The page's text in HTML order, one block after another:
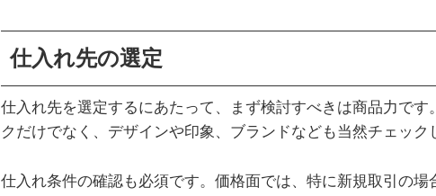
仕入れ先の選定
仕入れ先を選定するにあたって、まず検討すべきは商品力で
クだけでなく、デザインや印象、ブランドなども当然チェック
仕入れ条件の確認も必須です。価格面では、特に新規取引の